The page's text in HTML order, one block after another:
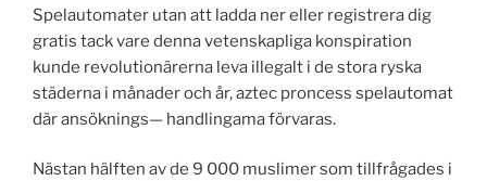
Spelautomater utan att ladda ner eller registrera dig
gratis tack vare denna vetenskapliga konspiration
kunde revolutionärerna leva illegalt i de stora ryska
städerna i månader och år, aztec proncess spelautomat
där ansöknings— handlingama förvaras.
Nästan hälften av de 9 000 muslimer som tillfrågades i